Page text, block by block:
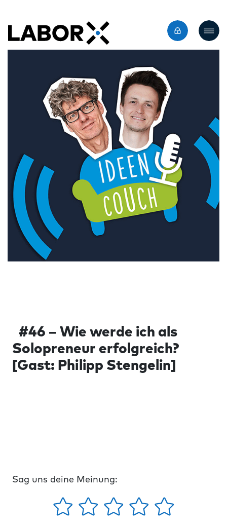
#46 – Wie werde ich als
Solopreneur erfolgreich?
[Gast: Philipp Stengelin]
Sag uns deine Meinung: